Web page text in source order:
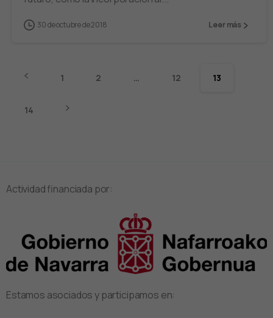
30 de octubre de 2018 Leer más
1 2 … 12 13
14
Actividad financiada por:
Estamos asociados y participamos en: